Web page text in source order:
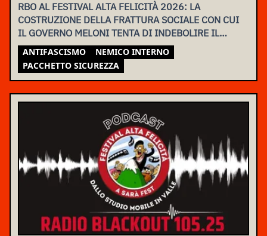
RBO AL FESTIVAL ALTA FELICITÀ 2026: LA
COSTRUZIONE DELLA FRATTURA SOCIALE CON CUI
IL GOVERNO MELONI TENTA DI INDEBOLIRE IL
MOVIMENTO
ANTIFASCISMO
NEMICO INTERNO
PACCHETTO SICUREZZA